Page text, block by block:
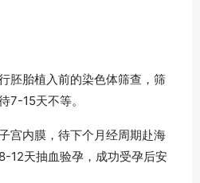
胚胎植入前的染色体筛查，筛
7-15天不等。
宫内膜，待下个月经周期赴海
12天抽血验孕，成功受孕后安